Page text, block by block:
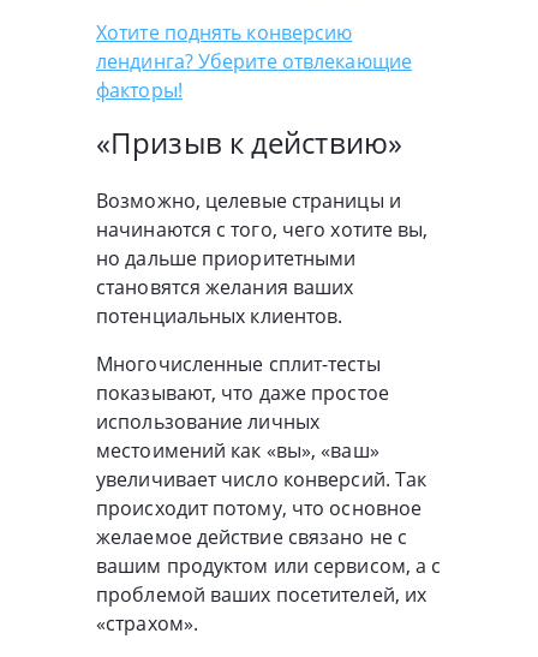
Хотите поднять конверсию
лендинга? Уберите отвлекающие
факторы!
«Призыв к действию»
Возможно, целевые страницы и
начинаются с того, чего хотите вы,
но дальше приоритетными
становятся желания ваших
потенциальных клиентов.
Многочисленные сплит-тесты
показывают, что даже простое
использование личных
местоимений как «вы», «ваш»
увеличивает число конверсий. Так
происходит потому, что основное
желаемое действие связано не с
вашим продуктом или сервисом, а с
проблемой ваших посетителей, их
«страхом».